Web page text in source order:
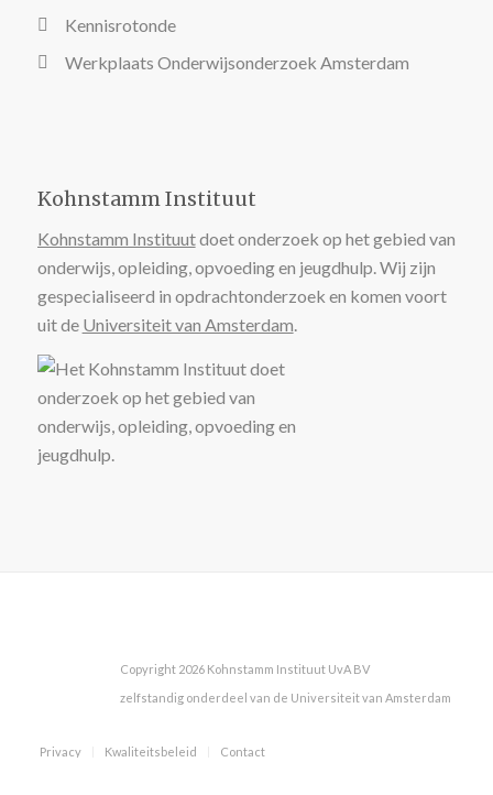
Kennisrotonde
Werkplaats Onderwijsonderzoek Amsterdam
Kohnstamm Instituut
Kohnstamm Instituutdoet onderzoek op het gebied van
onderwijs, opleiding, opvoeding en jeugdhulp. Wij zijn
gespecialiseerd in opdrachtonderzoek en komen voort
uit de Universiteit van Amsterdam.
Copyright 2026 Kohnstamm Instituut UvA BV
zelfstandig onderdeel van de Universiteit van Amsterdam
Privacy Kwaliteitsbeleid Contact